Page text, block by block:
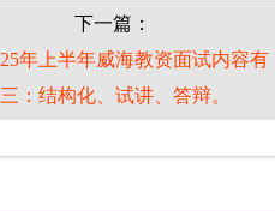
下一篇：
25年上半年威海教资面试内容有
三：结构化、试讲、答辩。